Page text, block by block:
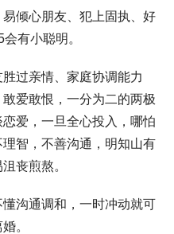
倾心朋友、犯上固执、好
有小聪明。
过亲情、家庭协调能力
爱敢恨，一分为二的两极
爱，一旦全心投入，哪怕
智，不善沟通，明知山有
丧煎熬。
沟通调和，一时冲动就可
。